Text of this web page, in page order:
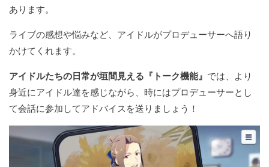
あります。
ライブの感想や悩みなど、アイドルがプロデューサーへ語り
かけてくれます。
アイドルたちの日常が垣間見える『トーク機能』 では、より
身近にアイドル達を感じながら、時にはプロデューサーとし
て会話に参加してアドバイスを送りましょう！